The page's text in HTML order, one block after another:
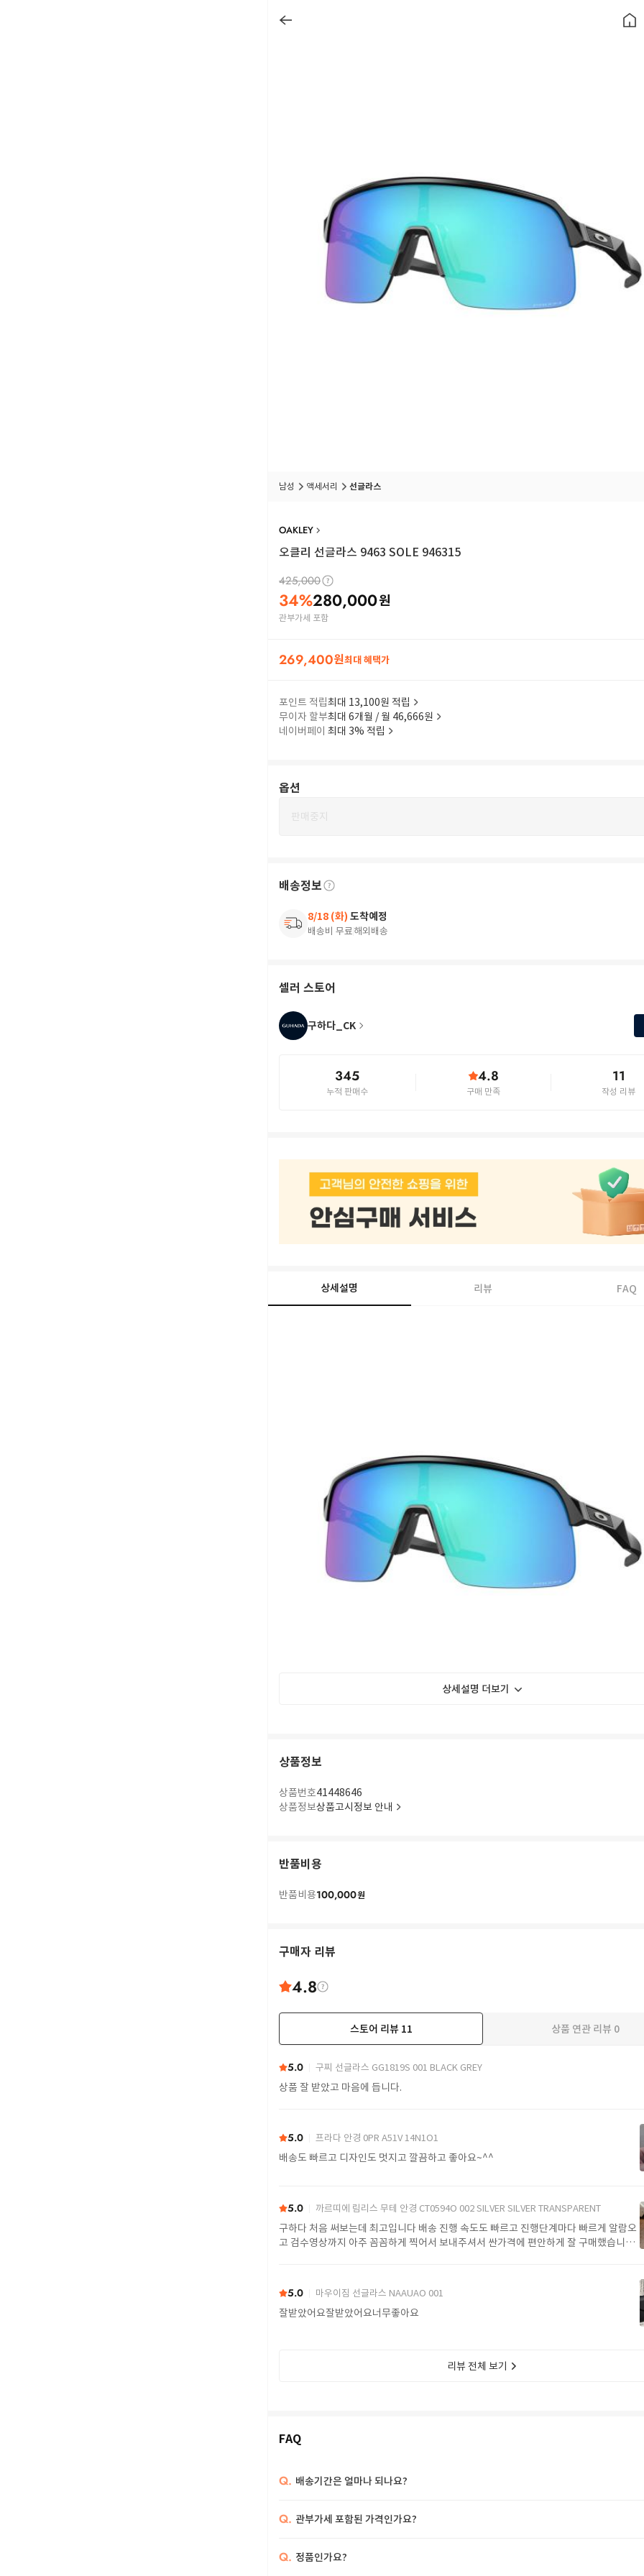
남성 액세서리 선글라스
OAKLEY
오클리 선글라스 9463 SOLE 946315
425,000
34%280,000원
관부가세 포함
269,400원최대 혜택가
포인트 적립최대 13,100원 적립
무이자 할부최대 6개월 / 월 46,666원
네이버페이 최대 3% 적립
옵션
판매중지
배송정보
8/18 (화) 도착예정
배송비 무료해외배송
셀러 스토어
구하다_CK
345
누적 판매수
4.8
구매 만족
11
작성 리뷰
상세설명 리뷰 FAQ
상세설명 더보기
상품정보
상품번호41448646
상품정보상품고시정보 안내
반품비용
반품비용100,000원
구매자 리뷰
4.8
스토어 리뷰 11 상품 연관 리뷰 0
5.0 구찌 선글라스 GG1819S 001 BLACK GREY
상품 잘 받았고 마음에 듭니다.
5.0 프라다 안경 0PR A51V 14N1O1
배송도 빠르고 디자인도 멋지고 깔끔하고 좋아요~^^
5.0 까르띠에 림리스 무테 안경 CT0594O 002 SILVER SILVER TRANSPARENT
구하다 처음 써보는데 최고입니다 배송 진행 속도도 빠르고 진행단계마다 빠르게 알람오
고 검수영상까지 아주 꼼꼼하게 찍어서 보내주셔서 싼가격에 편안하게 잘 구매했습니다.
5.0 마우이짐 선글라스 NAAUAO 001
잘받았어요잘받았어요너무좋아요
리뷰 전체 보기
FAQ
Q. 배송기간은 얼마나 되나요?
Q. 관부가세 포함된 가격인가요?
Q. 정품인가요?